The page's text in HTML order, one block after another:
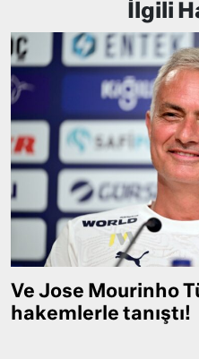
İlgili
Ve Jose Mourinho
hakemlerle tanıştı!